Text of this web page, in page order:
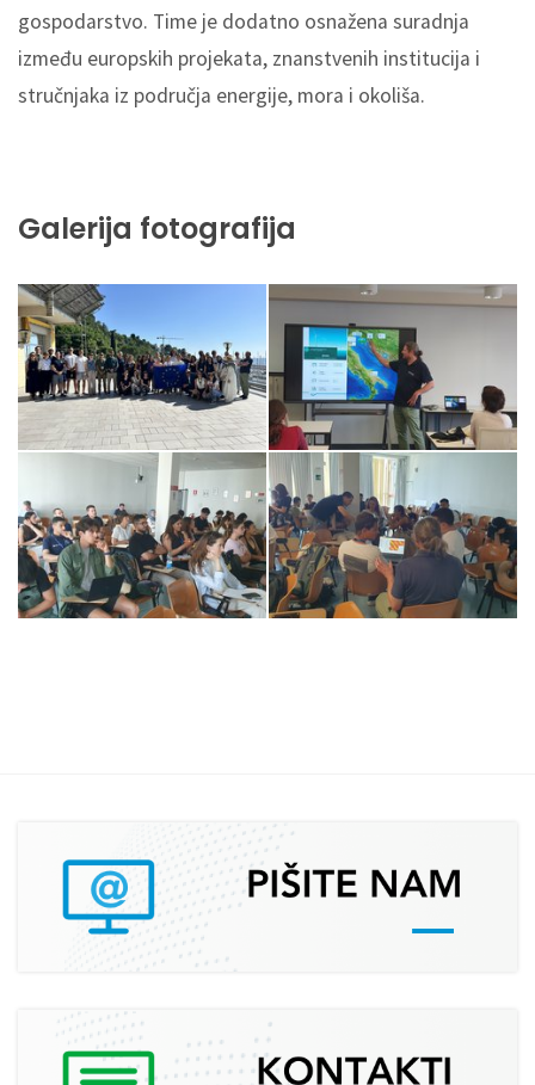
gospodarstvo. Time je dodatno osnažena suradnja
između europskih projekata, znanstvenih institucija i
stručnjaka iz područja energije, mora i okoliša.
Galerija fotografija